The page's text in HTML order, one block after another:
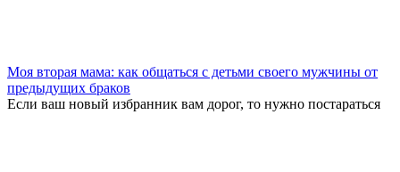
Моя вторая мама: как общаться с детьми своего мужчины от
предыдущих браков
Если ваш новый избранник вам дорог, то нужно постараться